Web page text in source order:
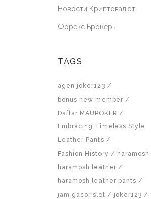
Новости Криптовалют
Форекс Брокеры
TAGS
agen joker123
bonus new member
Daftar MAUPOKER
Embracing Timeless Style
Leather Pants
Fashion History
haramosh
haramosh leather
haramosh leather pants
jam gacor slot
joker123